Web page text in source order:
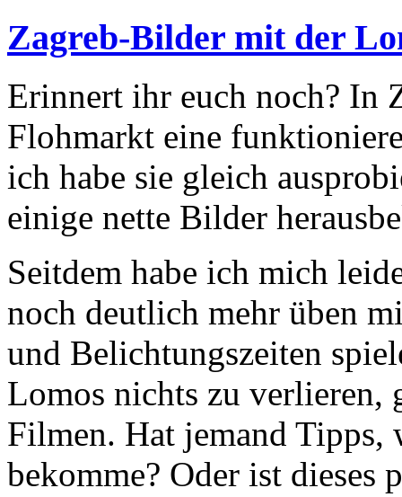
Zagreb-Bilder mit der
Erinnert ihr euch noch? In
Flohmarkt eine
ich habe sie gleich
einige nette Bilder
Seitdem habe ich mich
noch deutlich mehr üben
und Belichtungszeiten
Lomos nichts zu verlieren,
Filmen. Hat jemand Tipps,
bekomme? Oder ist dieses